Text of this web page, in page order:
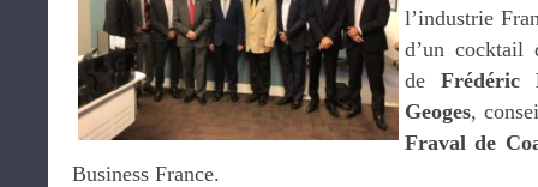
l’industrie
d’un cocktail
de Frédéric
Geoges,
Fraval de
Business France.